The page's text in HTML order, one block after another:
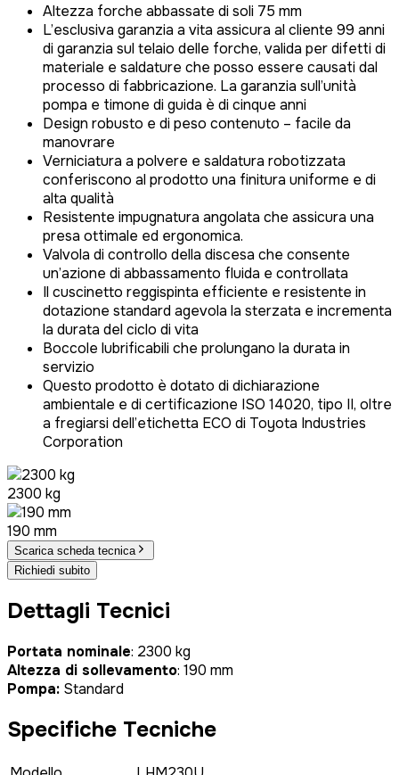
Altezza forche abbassate di soli 75 mm
L’esclusiva garanzia a vita assicura al cliente 99 anni
di garanzia sul telaio delle forche, valida per difetti di
materiale e saldature che posso essere causati dal
processo di fabbricazione. La garanzia sull’unità
pompa e timone di guida è di cinque anni
Design robusto e di peso contenuto – facile da
manovrare
Verniciatura a polvere e saldatura robotizzata
conferiscono al prodotto una finitura uniforme e di
alta qualità
Resistente impugnatura angolata che assicura una
presa ottimale ed ergonomica.
Valvola di controllo della discesa che consente
un’azione di abbassamento fluida e controllata
Il cuscinetto reggispinta efficiente e resistente in
dotazione standard agevola la sterzata e incrementa
la durata del ciclo di vita
Boccole lubrificabili che prolungano la durata in
servizio
Questo prodotto è dotato di dichiarazione
ambientale e di certificazione ISO 14020, tipo II, oltre
a fregiarsi dell’etichetta ECO di Toyota Industries
Corporation
2300 kg
190 mm
Scarica scheda tecnica
Richiedi subito
Dettagli Tecnici
Portata nominale: 2300 kg
Altezza di sollevamento: 190 mm
Pompa: Standard
Specifiche Tecniche